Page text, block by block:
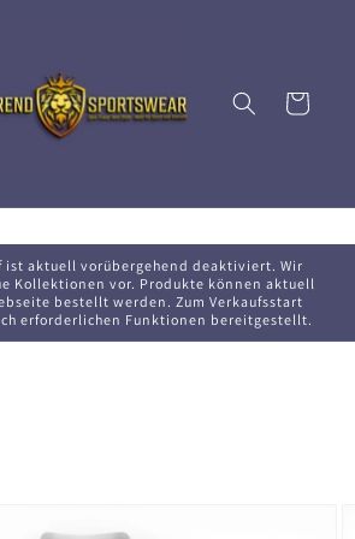
Warenkorb
ist aktuell vorübergehend deaktiviert. Wir
Kollektionen vor. Produkte können aktuell
bestellt werden. Zum Verkaufsstart
erforderlichen Funktionen bereitgestellt.